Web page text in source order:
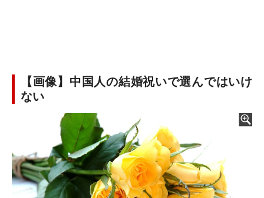
【画像】中国人の結婚祝いで選んではいけ
ない